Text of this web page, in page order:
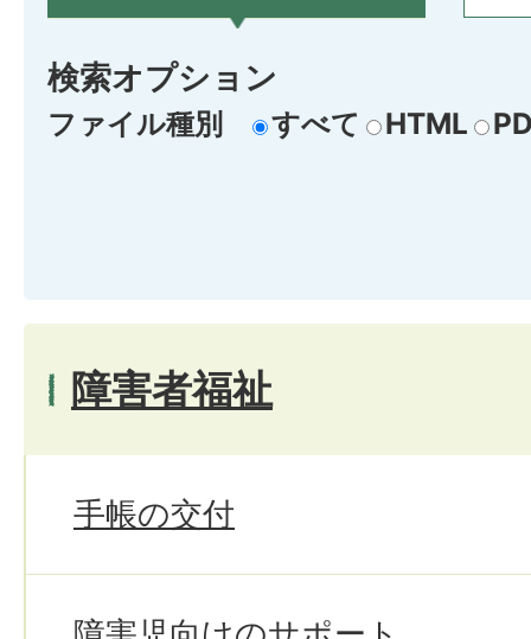
検索オプション
ファイル種別 すべて HTML
障害者福祉
手帳の交付